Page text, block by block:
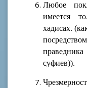
Любое
имеется
хадисах.
суфиев)).